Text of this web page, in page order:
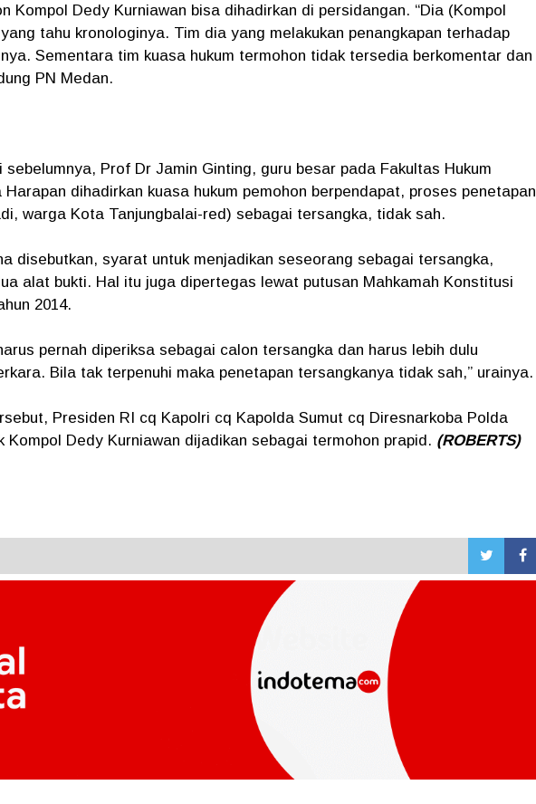
Kompol Dedy Kurniawan bisa dihadirkan di persidangan. “Dia (Kompol
tahu kronologinya. Tim dia yang melakukan penangkapan terhadap
Sementara tim kuasa hukum termohon tidak tersedia berkomentar dan
PN Medan.
Prof Dr Jamin Ginting, guru besar pada Fakultas Hukum
dihadirkan kuasa hukum pemohon berpendapat, proses penetapan
warga Kota Tanjungbalai-red) sebagai tersangka, tidak sah.
disebutkan, syarat untuk menjadikan seseorang sebagai tersangka,
alat bukti. Hal itu juga dipertegas lewat putusan Mahkamah Konstitusi
2014.
pernah diperiksa sebagai calon tersangka dan harus lebih dulu
Bila tak terpenuhi maka penetapan tersangkanya tidak sah,” urainya.
Presiden RI cq Kapolri cq Kapolda Sumut cq Diresnarkoba Polda
Kompol Dedy Kurniawan dijadikan sebagai termohon prapid. (ROBERTS)